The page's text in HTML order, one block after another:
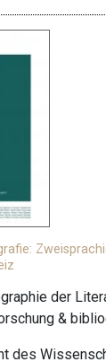
der
&
des